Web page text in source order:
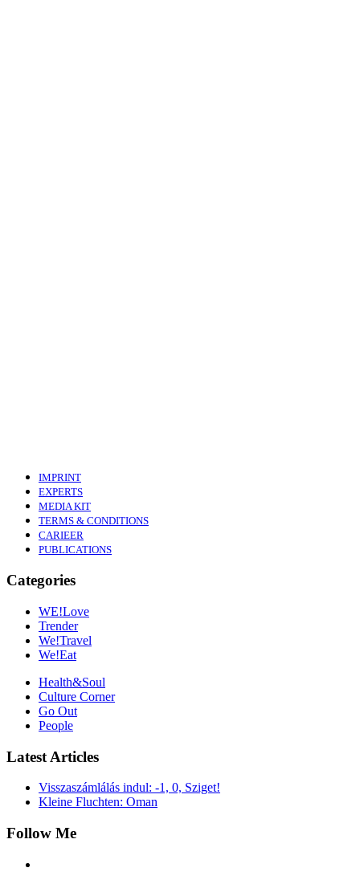
IMPRINT
EXPERTS
MEDIA KIT
TERMS & CONDITIONS
CARIEER
PUBLICATIONS
Categories
WE!Love
Trender
We!Travel
We!Eat
Health&Soul
Culture Corner
Go Out
People
Latest Articles
Visszaszámlálás indul: -1, 0, Sziget!
Kleine Fluchten: Oman
Follow Me